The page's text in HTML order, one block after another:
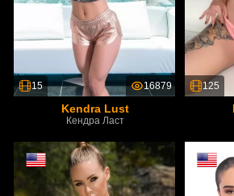
15 16879
Kendra Lust
Кендра Ласт
125